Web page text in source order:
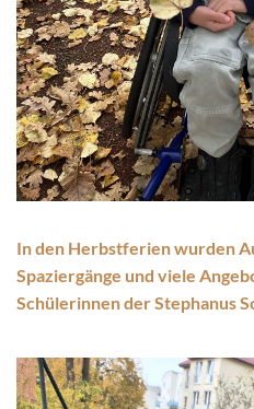
In den Herbstferien wurden
Spaziergänge und viele
Schülerinnen der Stephanus